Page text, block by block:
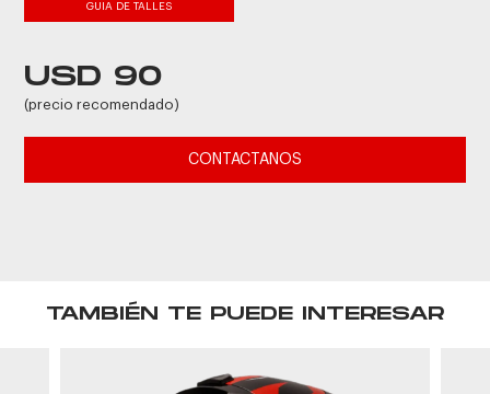
GUIA DE TALLES
USD 90
(precio recomendado)
CONTACTANOS
TAMBIÉN TE PUEDE INTERESAR